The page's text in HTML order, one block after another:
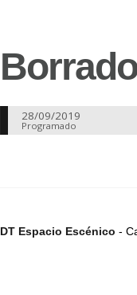
28/09/2019
Programado
DT Espacio Escénico -